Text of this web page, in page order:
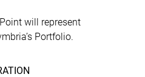
will represent
Portfolio.